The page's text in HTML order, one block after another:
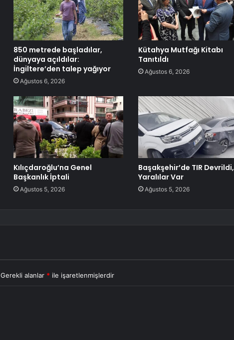
850 metrede başladılar,
dünyaya açıldılar:
İngiltere’den talep yağıyor
Ağustos 6, 2026
Kütahya Mutfağı Kitabı
Tanıtıldı
Ağustos 6, 2026
Kılıçdaroğlu’na Genel
Başkanlık İptali
Ağustos 5, 2026
Başakşehir’de TIR Devrildi,
Yaralılar Var
Ağustos 5, 2026
Gerekli alanlar * ile işaretlenmişlerdir